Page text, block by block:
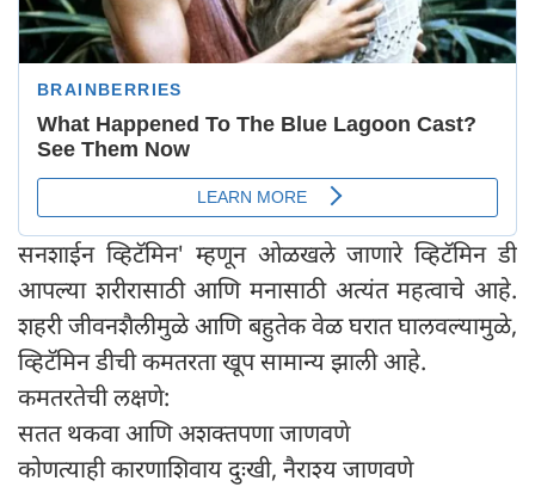
सनशाईन व्हिटॅमिन' म्हणून ओळखले जाणारे व्हिटॅमिन डी
आपल्या शरीरासाठी आणि मनासाठी अत्यंत महत्वाचे आहे.
शहरी जीवनशैलीमुळे आणि बहुतेक वेळ घरात घालवल्यामुळे,
व्हिटॅमिन डीची कमतरता खूप सामान्य झाली आहे.
कमतरतेची लक्षणे:
सतत थकवा आणि अशक्तपणा जाणवणे
कोणत्याही कारणाशिवाय दुःखी, नैराश्य जाणवणे